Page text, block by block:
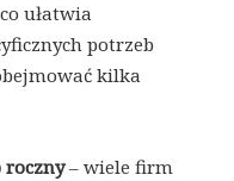
ułatwia
potrzeb
kilka
roczny– wiele firm